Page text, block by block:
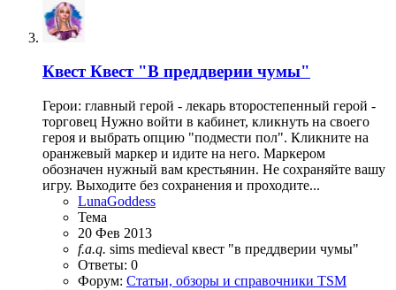
Квест Квест "В преддверии чумы"
Герои: главный герой - лекарь второстепенный герой -
торговец Нужно войти в кабинет, кликнуть на своего
героя и выбрать опцию "подмести пол". Кликните на
оранжевый маркер и идите на него. Маркером
обозначен нужный вам крестьянин. Не сохраняйте вашу
игру. Выходите без сохранения и проходите...
LunaGoddess
Тема
20 Фев 2013
f.a.q. sims medieval квест "в преддверии чумы"
Ответы: 0
Форум: Статьи, обзоры и справочники TSM